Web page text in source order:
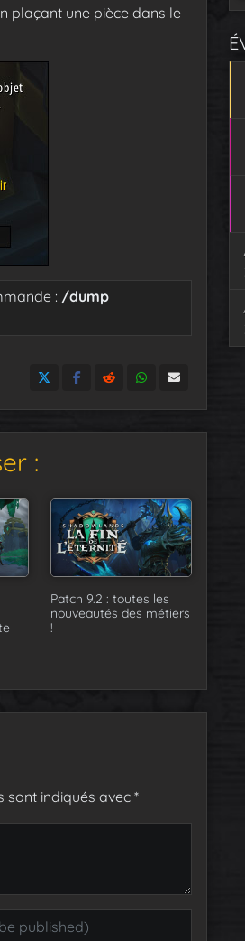
plaçant une pièce dans le
: /dump
:
Patch 9.2 : toutes les
nouveautés des métiers
!
sont indiqués avec *